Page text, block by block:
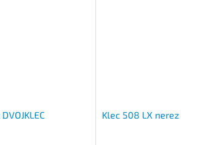
Klec 508 LX nerez